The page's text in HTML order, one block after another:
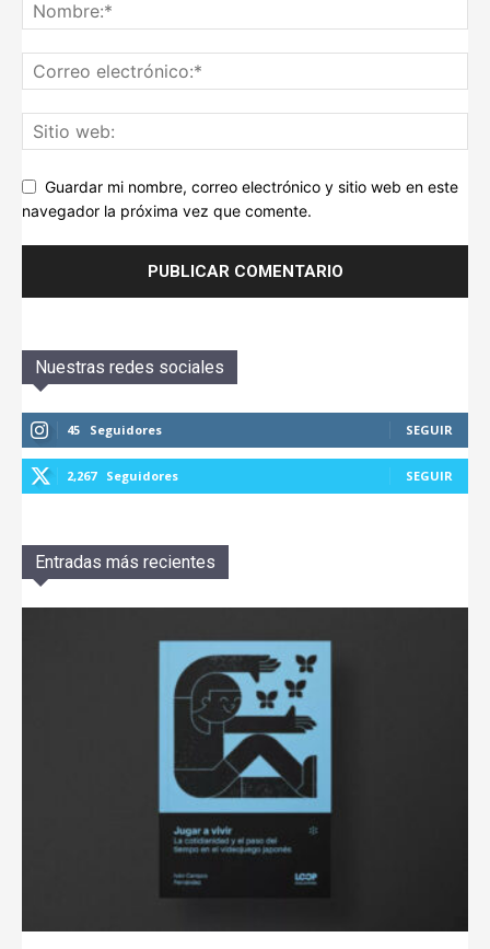
Guardar mi nombre, correo electrónico y sitio web en este
navegador la próxima vez que comente.
Nuestras redes sociales
45 Seguidores SEGUIR
2,267 Seguidores SEGUIR
Entradas más recientes